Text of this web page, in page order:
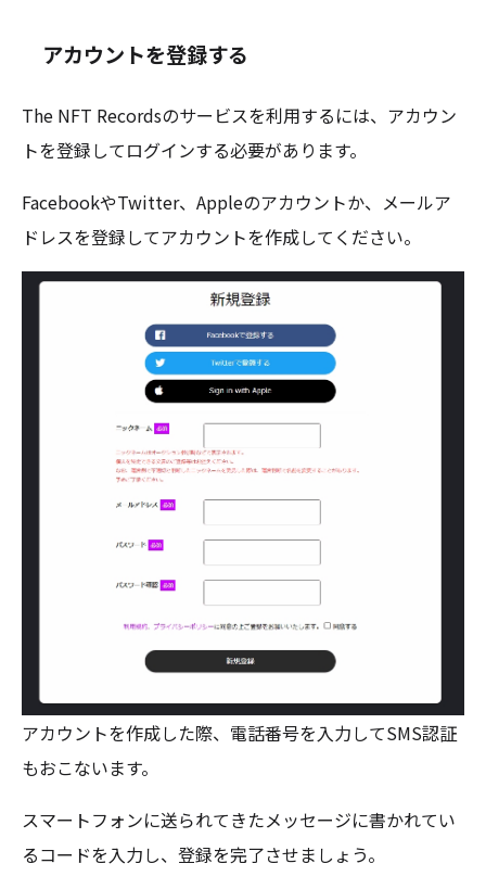
アカウントを登録する
The NFT Recordsのサービスを利用するには、アカウン
トを登録してログインする必要があります。
FacebookやTwitter、Appleのアカウントか、メールア
ドレスを登録してアカウントを作成してください。
アカウントを作成した際、電話番号を入力してSMS認証
もおこないます。
スマートフォンに送られてきたメッセージに書かれてい
るコードを入力し、登録を完了させましょう。